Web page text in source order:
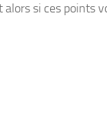
si ces points